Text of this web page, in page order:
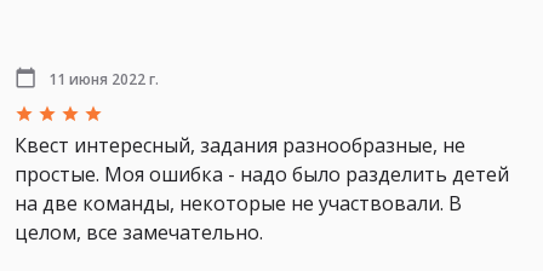
11 июня 2022 г.
Квест интересный, задания разнообразные, не
простые. Моя ошибка - надо было разделить детей
на две команды, некоторые не участвовали. В
целом, все замечательно.